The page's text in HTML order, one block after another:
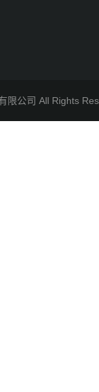
有限公司 All Rights